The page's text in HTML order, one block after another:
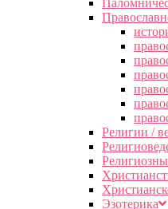
Религии /
Эзотерика